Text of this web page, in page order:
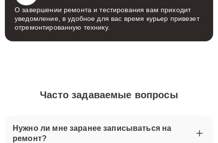
О завершении ремонта и тестирования вам приходит
уведомление, в удобное для вас время курьер привезет
отремонтированную технику.
Часто задаваемые вопросы
Нужно ли мне заранее записываться на
ремонт?